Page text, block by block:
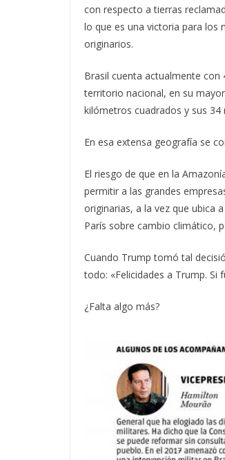
con respecto a tierras
lo que es una victoria para los
originarios.
Brasil cuenta actualmente con
territorio nacional, en su
kilómetros cuadrados y sus 34
En esa extensa geografía se
El riesgo de que en la
permitir a las grandes
originarias, a la vez que ubica
París sobre cambio climático,
Cuando Trump tomó tal
todo: «Felicidades a Trump. Si
¿Falta algo más?